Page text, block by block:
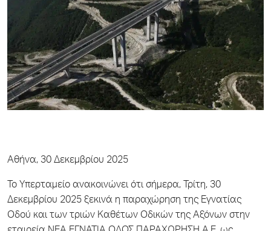
Αθήνα, 30 Δεκεμβρίου 2025
Το Υπερταμείο ανακοινώνει ότι σήμερα, Τρίτη, 30
Δεκεμβρίου 2025 ξεκινά η παραχώρηση της Εγνατίας
Οδού και των τριών Καθέτων Οδικών της Αξόνων στην